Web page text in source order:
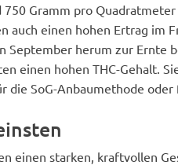
Gramm pro
auch einen hohen Ertrag im
September herum zur Ernte
einen hohen THC-Gehalt.
SoG-Anbaumethode oder
einen starken, kraftvollen